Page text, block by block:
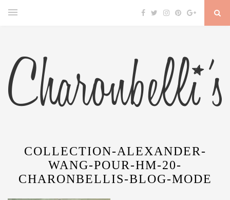
COLLECTION-ALEXANDER-
WANG-POUR-HM-20-
CHARONBELLIS-BLOG-MODE